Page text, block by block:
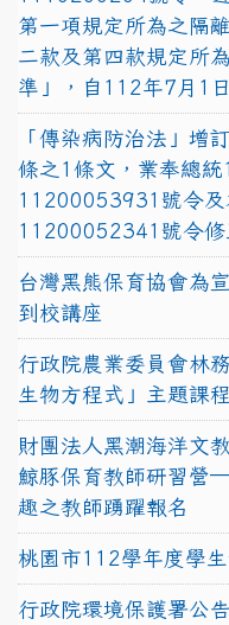
第一項規定所為之隔
二款及第四款規定所
準」，自112年7月1
「傳染病防治法」增
條之1條文，業奉總
11200053931號令及
11200052341號令修
台灣黑熊保育協會為
到校講座
行政院農業委員會林
生物方程式」主題課程
財團法人黑潮海洋文
鯨豚保育教師研習營
趣之教師踴躍報名
桃園市112學年度學
行政院環境保護署公